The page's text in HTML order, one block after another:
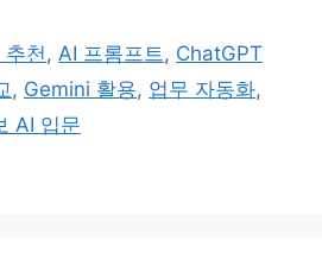
천,AI 프롬프트, ChatGPT
, Gemini 활용, 업무 자동화,
AI 입문